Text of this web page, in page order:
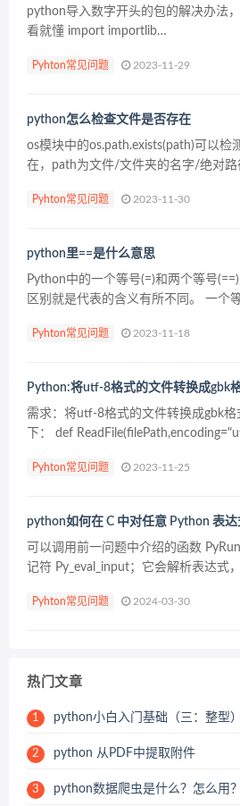
python导入数字开头的包的解决办法
看就懂 import importlib
Pyhton常见问题 2023-11-29
python怎么检查文件是否存在
os模块中的os.path.exists(path)可以检
在，path为文件/文件夹的名字/绝对路
Pyhton常见问题 2023-11-30
python里==是什么意思
Python中的一个等号(=)和两个等号
区别就是代表的含义有所不同。 一个
两个等号是判断是否相等，返回True...
Pyhton常见问题 2023-11-18
Python:将utf-8格式的文件转换成gbk
需求：将utf-8格式的文件转换成gbk格
下： def
Pyhton常见问题 2023-11-25
python如何在 C 中对任意 Python 表达
可以调用前一问题中介绍的函数
记符 Py_eval_input；它会解析表达式
Pyhton常见问题 2024-03-30
热门文章
1 python小白入门基础（三：整型）
2 python 从PDF中提取附件
3 python数据爬虫是什么？怎么用？